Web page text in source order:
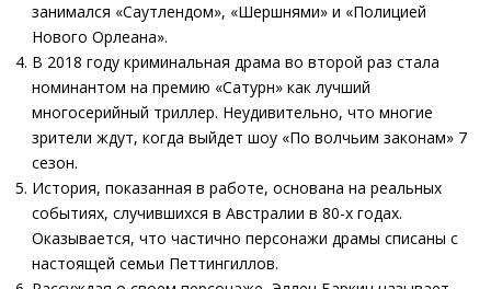
занимался «Саутлендом», «Шершнями» и «Полицией
Нового Орлеана».
В 2018 году криминальная драма во второй раз стала
номинантом на премию «Сатурн» как лучший
многосерийный триллер. Неудивительно, что многие
зрители ждут, когда выйдет шоу «По волчьим законам» 7
сезон.
История, показанная в работе, основана на реальных
событиях, случившихся в Австралии в 80-х годах.
Оказывается, что частично персонажи драмы списаны с
настоящей семьи Петтингиллов.